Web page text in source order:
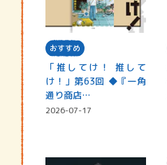
おすすめ
「推してけ！ 推して
け！」第63回 ◆『一角
通り商店…
2026-07-17